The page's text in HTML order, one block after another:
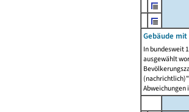
Gebäude
In bundesweit
ausgewählt
Abweichungen